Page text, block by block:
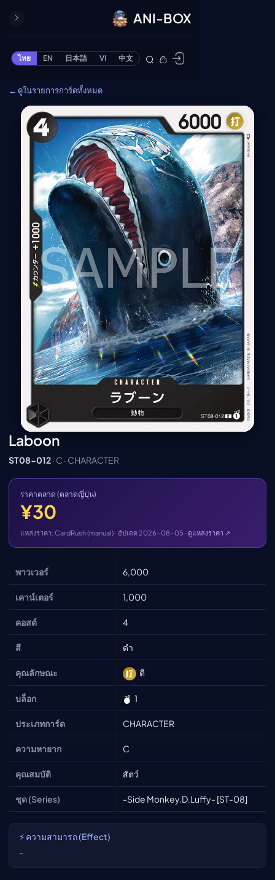
ANI-BOX
ไทย EN 日本語 VI 中文
ปิด
ONE PIECE
Collection
Deck Builder
My-Collection
Deck Library
Deck Share
PREMIUM SERVICE
ทีวีออนไลน์
แนะนำรายการทีวี
อนิเมะ
ตารางออกอากาศอนิ
เมะ (คืนนี้)
ตารางออกอากาศอนิ
เมะ
← ดูในรายการการ์ดทั้งหมด
Laboon
ST08-012· C · CHARACTER
ราคาตลาด (ตลาดญี่ปุ่น)
¥30
แหล่งราคา: CardRush (manual) · อัปเดต 2026-08-05 · ดูแหล่งราคา ↗
พาวเวอร์ 6,000
เคาน์เตอร์ 1,000
คอสต์ 4
สี ดำ
คุณลักษณะ ตี
บล็อก 1
ประเภทการ์ด CHARACTER
ความหายาก C
คุณสมบัติ สัตว์
ชุด (Series) -Side Monkey.D.Luffy- [ST-08]
⚡ ความสามารถ (Effect)
-